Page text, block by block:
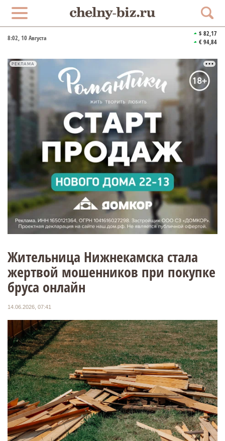
8:02, 10 Августа
$ 82,17
€ 94,84
РЕКЛАМА
Жительница Нижнекамска стала
жертвой мошенников при покупке
бруса онлайн
14.06.2026, 07:41